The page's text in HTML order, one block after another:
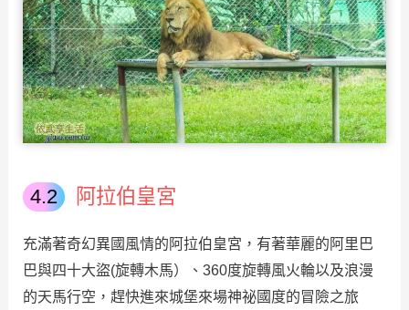
阿拉伯皇宮
充滿著奇幻異國風情的阿拉伯皇宮，有著華麗的阿里巴
巴與四十大盜(旋轉木馬）、360度旋轉風火輪以及浪漫
的天馬行空，趕快進來城堡來場神祕國度的冒險之旅